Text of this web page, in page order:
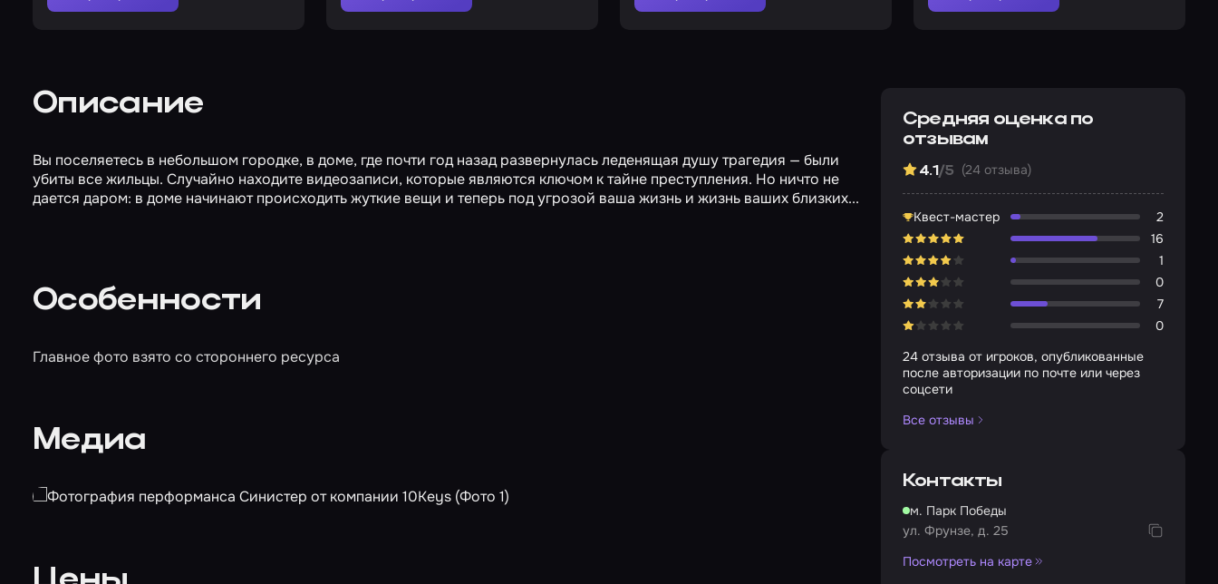
Описание
Вы поселяетесь в небольшом городке, в доме, где почти год назад развернулась леденящая душу трагедия — были
убиты все жильцы. Случайно находите видеозаписи, которые являются ключом к тайне преступления. Но ничто не
дается даром: в доме начинают происходить жуткие вещи и теперь под угрозой ваша жизнь и жизнь ваших близких...
Особенности
Главное фото взято со стороннего ресурса
Медиа
Средняя оценка по
отзывам
4.1/5 (24 отзыва)
Квест-мастер
2
16
1
0
7
0
24 отзыва от игроков, опубликованные
после авторизации по почте или через
соцсети
Все отзывы
Контакты
м. Парк Победы
ул. Фрунзе, д. 25
Посмотреть на карте